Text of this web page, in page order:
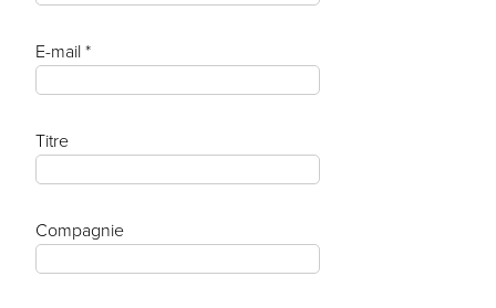
E-mail *
Titre
Compagnie